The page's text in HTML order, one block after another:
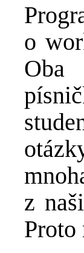
o
Oba
z
Proto